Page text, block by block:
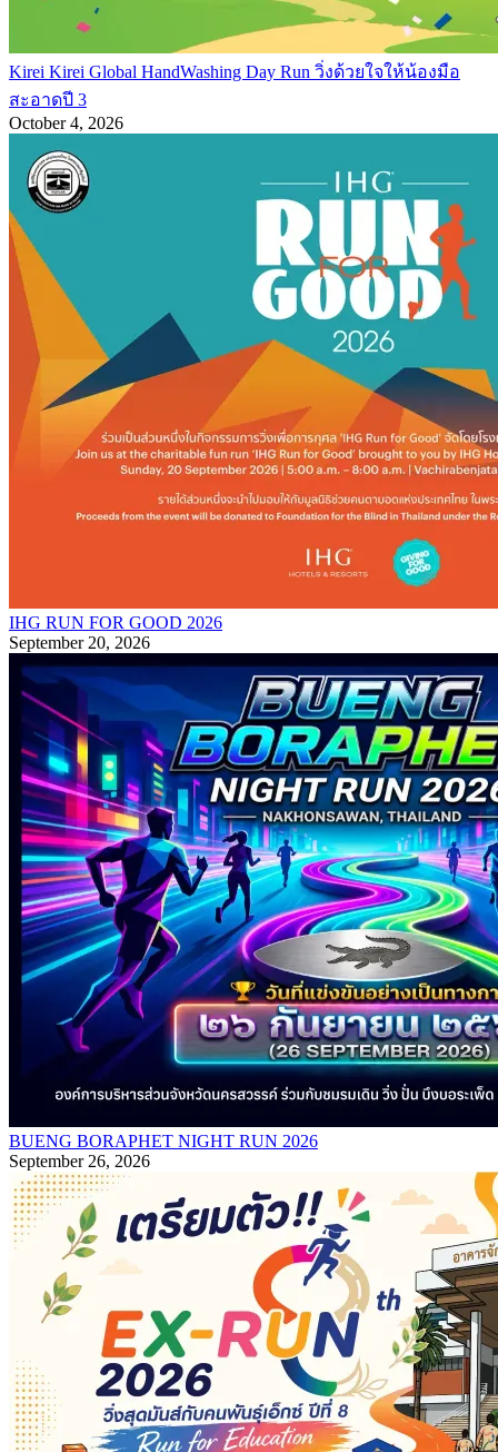
Kirei Kirei Global HandWashing Day Run วิ่งด้วยใจให้น้องมือ
สะอาดปี 3
October 4, 2026
IHG RUN FOR GOOD 2026
September 20, 2026
BUENG BORAPHET NIGHT RUN 2026
September 26, 2026